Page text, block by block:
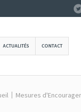
ACTUALITÉS CONTACT
Mesures